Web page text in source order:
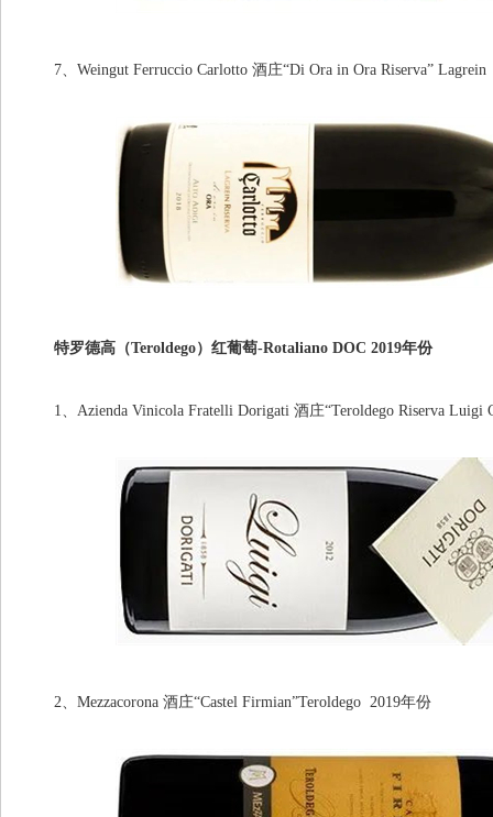
7、Weingut Ferruccio Carlotto 酒庄“Di Ora in Ora Riserva” Lagrein
特罗德高（Teroldego）红葡萄-Rotaliano DOC 2019年份
1、Azienda Vinicola Fratelli Dorigati 酒庄“Teroldego Riserva Luigi
2、Mezzacorona 酒庄“Castel Firmian”Teroldego 2019年份